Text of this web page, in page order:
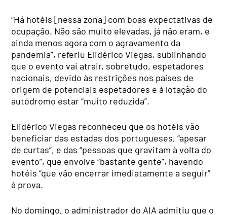
“Há hotéis [nessa zona] com boas expectativas de
ocupação. Não são muito elevadas, já não eram, e
ainda menos agora com o agravamento da
pandemia”, referiu Elidérico Viegas, sublinhando
que o evento vai atrair, sobretudo, espetadores
nacionais, devido às restrições nos países de
origem de potenciais espetadores e à lotação do
autódromo estar “muito reduzida”.
Elidérico Viegas reconheceu que os hotéis vão
beneficiar das estadas dos portugueses, “apesar
de curtas”, e das “pessoas que gravitam à volta do
evento”, que envolve “bastante gente”, havendo
hotéis “que vão encerrar imediatamente a seguir”
à prova.
No domingo, o administrador do AIA admitiu que o